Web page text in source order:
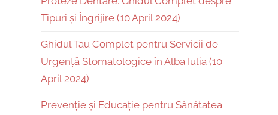
Tipuri și Îngrijire (10 April 2024)
Ghidul Tau Complet pentru Servicii de
Urgență Stomatologice în Alba Iulia (10
April 2024)
Prevenție și Educație pentru Sănătatea